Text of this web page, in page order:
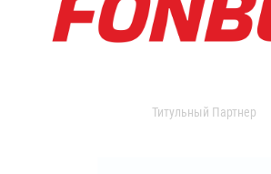
Титульный Партнер